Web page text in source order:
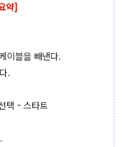
약]
이블을 빼낸다.
.
택 - 스타트